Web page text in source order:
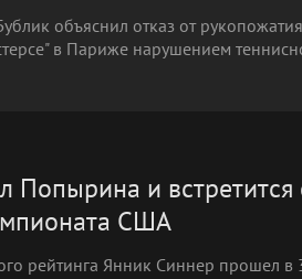
объяснил отказ от
в Париже нарушением
Попырина и
США
рейтинга Янник Синнер прошел в